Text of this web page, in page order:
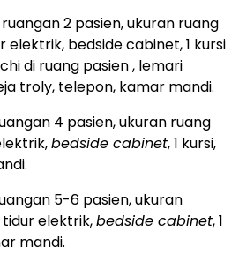
ruangan 2 pasien, ukuran ruang
elektrik, bedside cabinet, 1 kursi
di ruang pasien , lemari
troly, telepon, kamar mandi.
4 pasien, ukuran ruang
bedside cabinet, 1 kursi,
5-6 pasien, ukuran
elektrik,bedside cabinet, 1
mandi.